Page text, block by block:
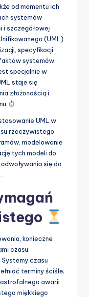
od momentu ich
systemów
i szczegółowej
(UML)
specyfikacji,
systemów
specjalnie w
staje się
złożonością i
UML w
rzeczywistego.
modelowanie
tych modeli do
się do
konieczne
czasu
czasu
terminy ściśle;
awarii
miękkiego